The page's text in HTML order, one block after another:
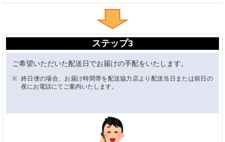
ステップ3
ご希望いただいた配送日でお届けの手配をいたします。
終日便の場合、お届け時間帯を配送協力店より配送当日または前日の
夜にお電話にてご案内いたします。